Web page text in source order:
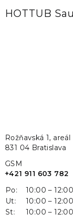
HOTTUB
Rožňavská 1,
831 04 Bratislava
GSM
+421 911 603 782
Po:
10:00 –
Ut:
10:00 –
St:
10:00 –